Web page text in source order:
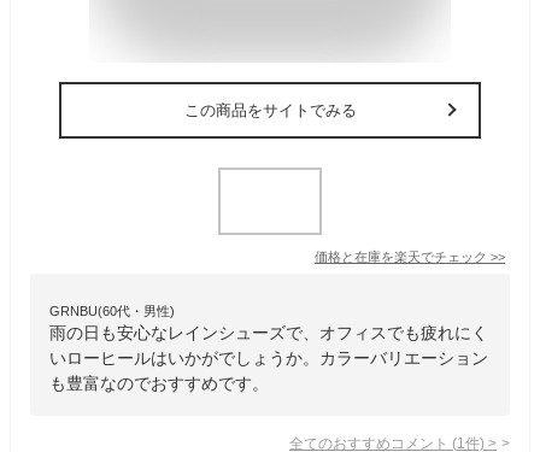
この商品をサイトでみる
価格と在庫を楽天でチェック >>
GRNBU(60代・男性)
雨の日も安心なレインシューズで、オフィスでも疲れにく
いローヒールはいかがでしょうか。カラーバリエーション
も豊富なのでおすすめです。
全てのおすすめコメント (1 件) >